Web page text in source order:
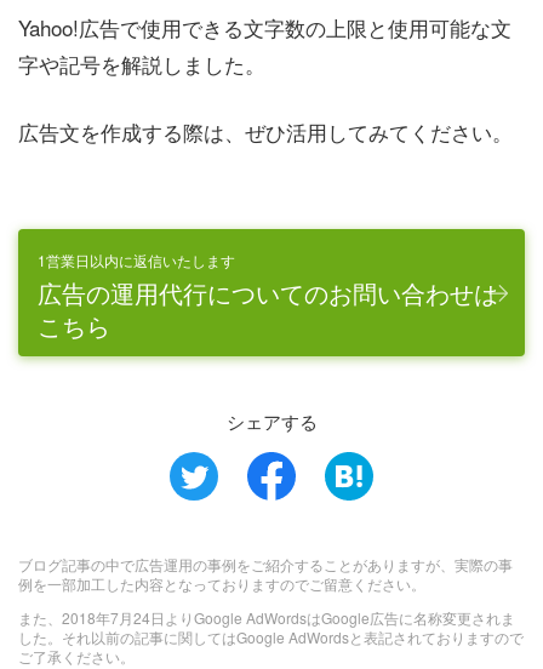
Yahoo!広告で使用できる文字数の上限と使用可能な文
字や記号を解説しました。
広告文を作成する際は、ぜひ活用してみてください。
1営業日以内に返信いたします
広告の運用代行についてのお問い合わせは
こちら
シェアする
ブログ記事の中で広告運用の事例をご紹介することがありますが、実際の事
例を一部加工した内容となっておりますのでご留意ください。
また、2018年7月24日よりGoogle AdWordsはGoogle広告に名称変更されま
した。それ以前の記事に関してはGoogle AdWordsと表記されておりますので
ご了承ください。